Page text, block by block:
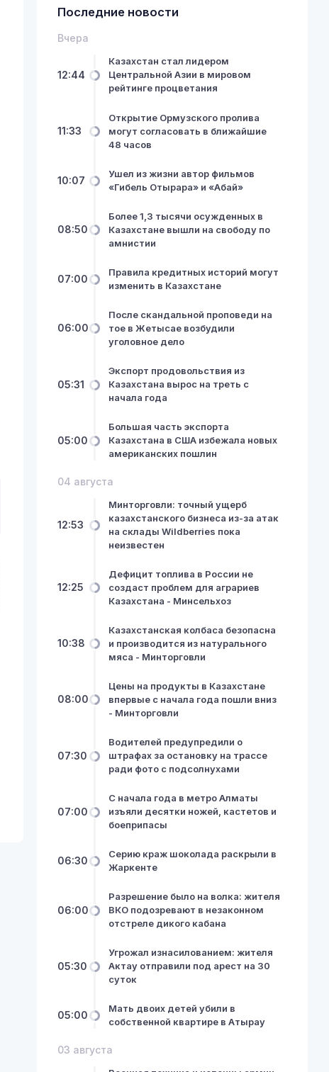
Последние новости
Вчера
12:44
Казахстан стал лидером
Центральной Азии в мировом
рейтинге процветания
11:33
Открытие Ормузского пролива
могут согласовать в ближайшие
48 часов
10:07
Ушел из жизни автор фильмов
«Гибель Отырара» и «Абай»
08:50
Более 1,3 тысячи осужденных в
Казахстане вышли на свободу по
амнистии
07:00
Правила кредитных историй могут
изменить в Казахстане
06:00
После скандальной проповеди на
тое в Жетысае возбудили
уголовное дело
05:31
Экспорт продовольствия из
Казахстана вырос на треть с
начала года
05:00
Большая часть экспорта
Казахстана в США избежала новых
американских пошлин
04 августа
12:53
Минторговли: точный ущерб
казахстанского бизнеса из-за атак
на склады Wildberries пока
неизвестен
12:25
Дефицит топлива в России не
создаст проблем для аграриев
Казахстана - Минсельхоз
10:38
Казахстанская колбаса безопасна
и производится из натурального
мяса - Минторговли
08:00
Цены на продукты в Казахстане
впервые с начала года пошли вниз
- Минторговли
07:30
Водителей предупредили о
штрафах за остановку на трассе
ради фото с подсолнухами
07:00
С начала года в метро Алматы
изъяли десятки ножей, кастетов и
боеприпасы
06:30
Серию краж шоколада раскрыли в
Жаркенте
06:00
Разрешение было на волка: жителя
ВКО подозревают в незаконном
отстреле дикого кабана
05:30
Угрожал изнасилованием: жителя
Актау отправили под арест на 30
суток
05:00
Мать двоих детей убили в
собственной квартире в Атырау
03 августа